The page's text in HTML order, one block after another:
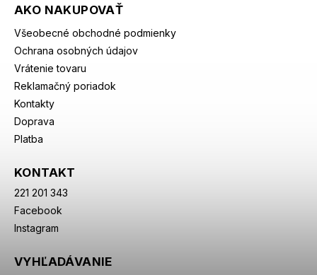
AKO NAKUPOVAŤ
Všeobecné obchodné podmienky
Ochrana osobných údajov
Vrátenie tovaru
Reklamačný poriadok
Kontakty
Doprava
Platba
KONTAKT
221 201 343
Facebook
Instagram
VYHĽADÁVANIE